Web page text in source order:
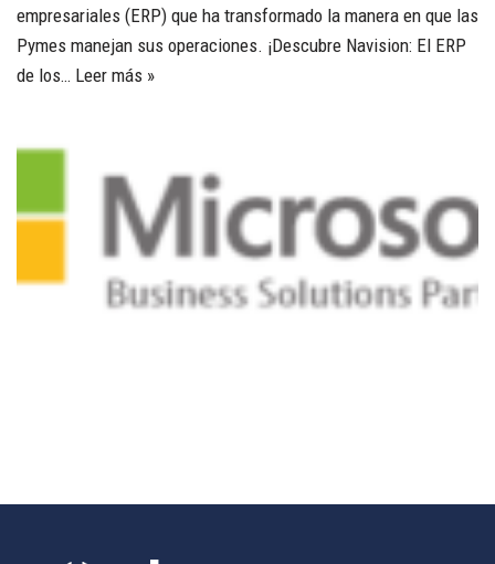
empresariales (ERP) que ha transformado la manera en que las
Pymes manejan sus operaciones. ¡Descubre Navision: El ERP
de los… Leer más »